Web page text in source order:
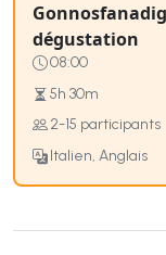
dégustation
08:00
5h 30m
2-15 participants
Italien, Anglais